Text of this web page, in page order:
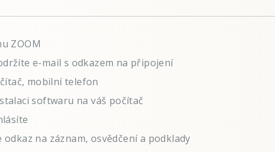
ZOOM
e-mail s odkazem na připojení
mobilní telefon
softwaru na váš počítač
na záznam, osvědčení a podklady